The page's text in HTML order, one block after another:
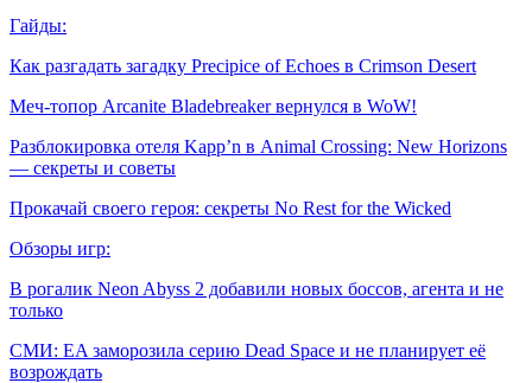
Гайды:
Как разгадать загадку Precipice of Echoes в Crimson Desert
Меч-топор Arcanite Bladebreaker вернулся в WoW!
Разблокировка отеля Kapp’n в Animal Crossing: New Horizons
— секреты и советы
Прокачай своего героя: секреты No Rest for the Wicked
Обзоры игр:
В рогалик Neon Abyss 2 добавили новых боссов, агента и не
только
СМИ: EA заморозила серию Dead Space и не планирует её
возрождать